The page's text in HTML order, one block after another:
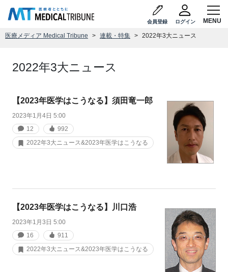
会員登録 ログイン
医療メディア Medical Tribune 連載・特集 2022年3大ニュース
2022年3大ニュース
【2023年医学はこうなる】須田竜一郎
2023年1月4日 5:00
12
992
2022年3大ニュース&2023年医学はこうなる
【2023年医学はこうなる】川口浩
2023年1月3日 5:00
16
911
2022年3大ニュース&2023年医学はこうなる